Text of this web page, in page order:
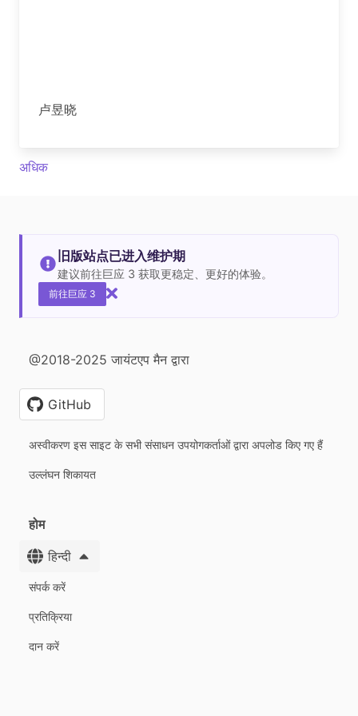
卢昱晓
अधिक
旧版站点已进入维护期
建议前往巨应 3 获取更稳定、更好的体验。
前往巨应 3
@2018-2025 जायंटएप मैन द्वारा
GitHub
अस्वीकरण इस साइट के सभी संसाधन उपयोगकर्ताओं द्वारा अपलोड किए गए हैं
उल्लंघन शिकायत
होम
हिन्दी
संपर्क करें
प्रतिक्रिया
दान करें